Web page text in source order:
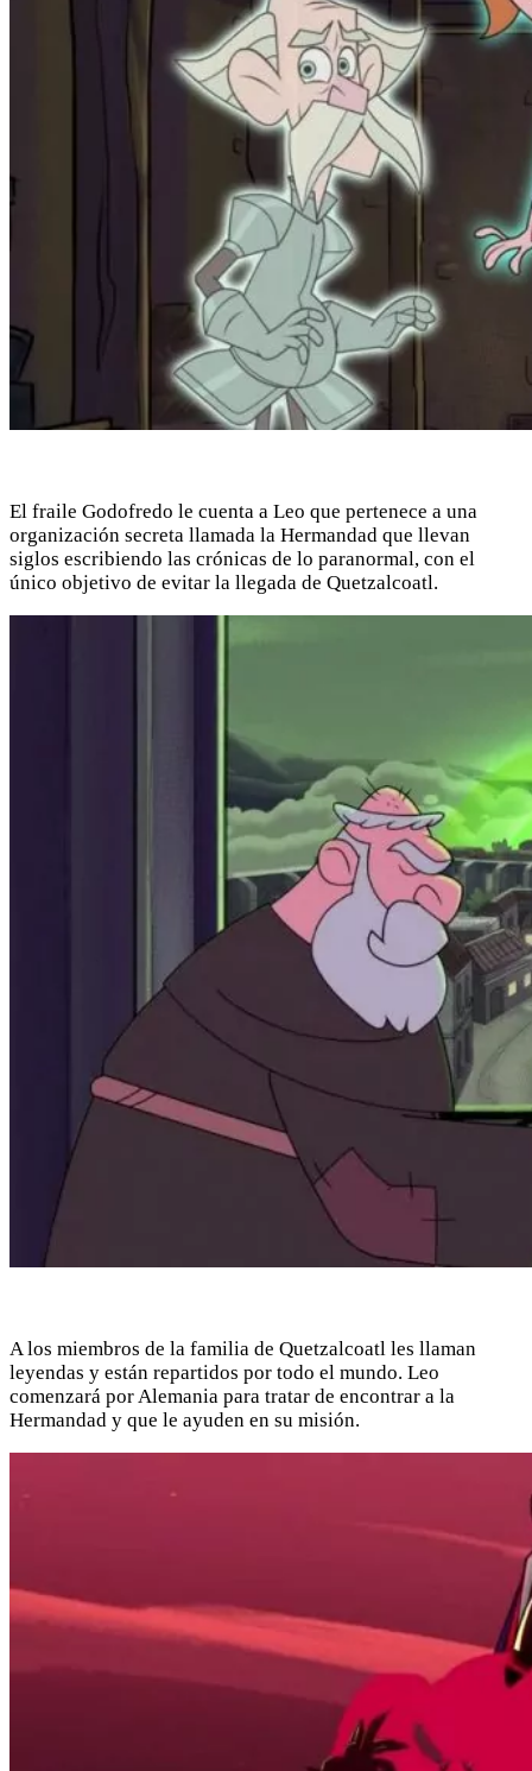
El fraile Godofredo le cuenta a Leo que pertenece a una
organización secreta llamada la Hermandad que llevan
siglos escribiendo las crónicas de lo paranormal, con el
único objetivo de evitar la llegada de Quetzalcoatl.
A los miembros de la familia de Quetzalcoatl les llaman
leyendas y están repartidos por todo el mundo. Leo
comenzará por Alemania para tratar de encontrar a la
Hermandad y que le ayuden en su misión.